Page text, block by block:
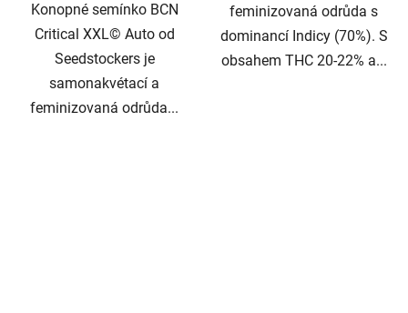
Konopné semínko BCN
Critical XXL© Auto od
Seedstockers je
samonakvétací a
feminizovaná odrůda...
feminizovaná odrůda s
dominancí Indicy (70%). S
obsahem THC 20-22% a...